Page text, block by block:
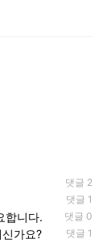
댓글 2
댓글 1
합니다. 댓글 0
가요? 댓글 1